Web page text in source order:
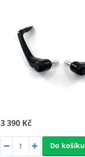
3 390 Kč
Do košíku